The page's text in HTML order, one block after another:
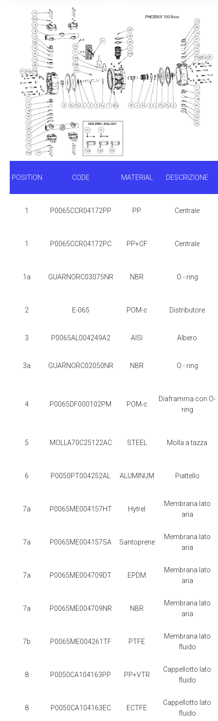
POSITION CODE MATERIAL DESCRIZIONE
1 P0065CCR04172PP PP Centrale
1 P0065CCR04172PC PP+CF Centrale
1a GUARNORC03075NR NBR O - ring
2 E-065 POM-c Distributore
3 P0065AL004249A2 AISI Albero
3a GUARNORC02050NR NBR O - ring
4 P0065DF000102PM POM-c
Diaframma con O-
ring
5 MOLLA70C25122AC STEEL Molla a tazza
6 P0050PT004252AL ALUMINUM Piattello
7a P0065ME004157HT Hytrel
Membrana lato
aria
7a P0065ME004157SA Santoprene
Membrana lato
aria
7a P0065ME004709DT EPDM
Membrana lato
aria
7a P0065ME004709NR NBR
Membrana lato
aria
7b P0065ME004261TF PTFE
Membrana lato
fluido
8 P0050CA104163PP PP+VTR
Cappellotto lato
fluido
8 P0050CA104163EC ECTFE
Cappellotto lato
fluido